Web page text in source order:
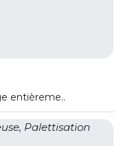
entièreme..